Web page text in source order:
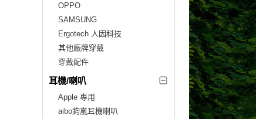
OPPO
SAMSUNG
Ergotech 人因科技
其他廠牌穿戴
穿戴配件
耳機/喇叭
Apple 專用
aibo鈞嵐耳機喇叭